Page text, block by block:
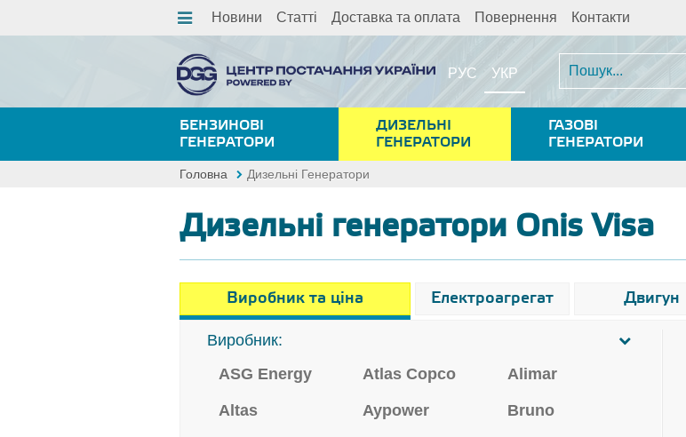
Новини Статті Доставка та оплата Повернення Контакти
РУС УКР
БЕНЗИНОВІ
ГЕНЕРАТОРИ
ДИЗЕЛЬНІ
ГЕНЕРАТОРИ
ГАЗОВІ
ГЕНЕРАТОРИ
Головна Дизельні Генератори
Дизельні генератори Onis Visa
Виробник та ціна Електроагрегат Двигун
Виробник:
ASG Energy
Atlas Copco Alimar
Altas Aypower Bruno